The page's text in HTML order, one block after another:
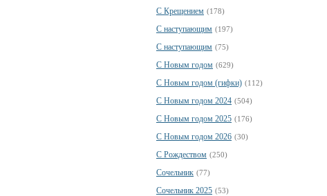
С Крещением (178)
С наступающим (197)
С наступающим (75)
С Новым годом (629)
С Новым годом (гифки) (112)
С Новым годом 2024 (504)
С Новым годом 2025 (176)
С Новым годом 2026 (30)
С Рождеством (250)
Сочельник (77)
Сочельник 2025 (53)